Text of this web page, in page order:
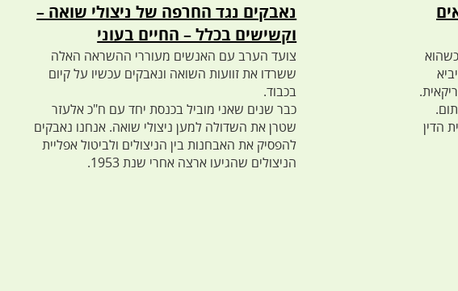
הדין
נאבקים נגד החרפה של ניצולי שואה –
וקשישים בכלל – החיים בעוני
צועד הערב עם האנשים מעוררי ההשראה האלה
ששרדו את זוועות השואה ונאבקים עכשיו על קיום
בכבוד.
כבר שנים שאני מוביל בכנסת יחד עם ח"כ אלעזר
שטרן את השדולה למען ניצולי שואה. אנחנו נאבקים
להפסיק את האבחנות בין הניצולים ולביטול אפליית
הניצולים שהגיעו ארצה אחרי שנת 1953.